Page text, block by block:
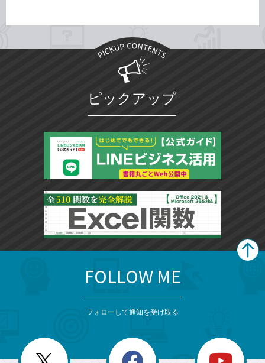
ピックアップ
ー
FOLLOW ME
フォローして通知を受け取る